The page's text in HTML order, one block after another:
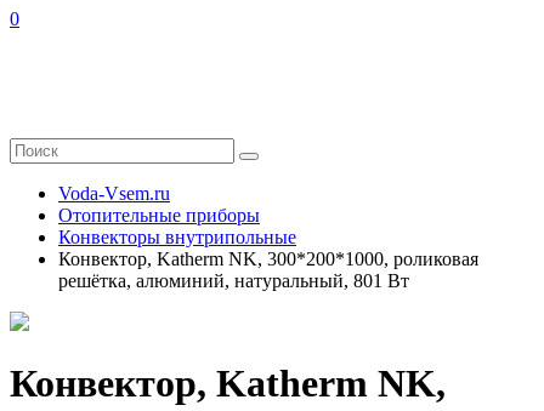
0
Voda-Vsem.ru
Отопительные приборы
Конвекторы внутрипольные
Конвектор, Katherm NK, 300*200*1000, роликовая
решётка, алюминий, натуральный, 801 Вт
Конвектор, Katherm NK,